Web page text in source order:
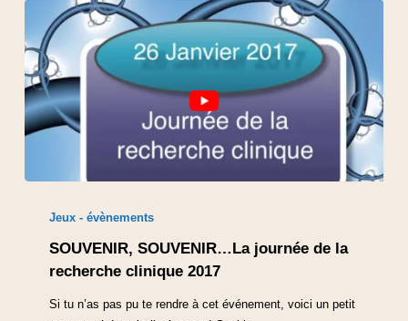
Jeux - évènements
SOUVENIR, SOUVENIR…La journée de la
recherche clinique 2017
Si tu n’as pas pu te rendre à cet événement, voici un petit